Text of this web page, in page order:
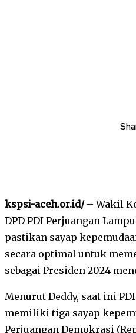
kspsi-aceh.or.id/– Wakil
DPD PDI Perjuangan
pastikan sayap
secara optimal untuk
sebagai Presiden 2024
Menurut Deddy, saat ini
memiliki tiga sayap
Perjuangan Demokrasi